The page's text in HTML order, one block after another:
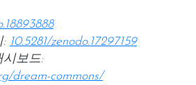
: 10.5281/zenodo.17297159
시보드:
dream-commons/